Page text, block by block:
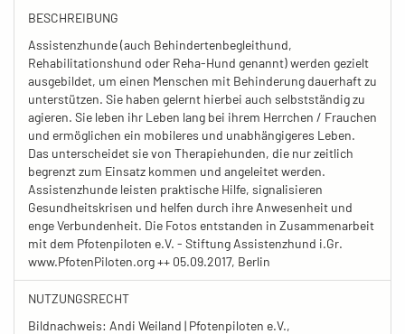
BESCHREIBUNG
Assistenzhunde (auch Behindertenbegleithund,
Rehabilitationshund oder Reha-Hund genannt) werden gezielt
ausgebildet, um einen Menschen mit Behinderung dauerhaft zu
unterstützen. Sie haben gelernt hierbei auch selbstständig zu
agieren. Sie leben ihr Leben lang bei ihrem Herrchen / Frauchen
und ermöglichen ein mobileres und unabhängigeres Leben.
Das unterscheidet sie von Therapiehunden, die nur zeitlich
begrenzt zum Einsatz kommen und angeleitet werden.
Assistenzhunde leisten praktische Hilfe, signalisieren
Gesundheitskrisen und helfen durch ihre Anwesenheit und
enge Verbundenheit. Die Fotos entstanden in Zusammenarbeit
mit dem Pfotenpiloten e.V. - Stiftung Assistenzhund i.Gr.
www.PfotenPiloten.org ++ 05.09.2017, Berlin
NUTZUNGSRECHT
Bildnachweis: Andi Weiland | Pfotenpiloten e.V.,